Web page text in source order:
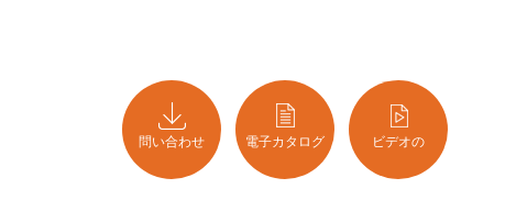
問い合わせ 電子カタログ ビデオの